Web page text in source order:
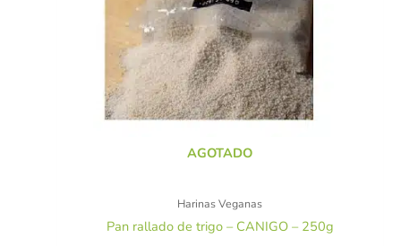
AGOTADO
Harinas Veganas
Pan rallado de trigo – CANIGO – 250g